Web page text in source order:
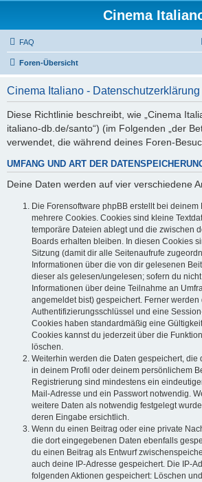
Cinema
FAQ
Foren-Übersicht
Cinema Italiano - Datenschutzerklärung
Diese Richtlinie beschreibt, wie „Cinema
italiano-db.de/santo“) (im Folgenden „der
verwendet, die während deines Foren-
UMFANG UND ART DER
Deine Daten werden auf vier verschiedene
Die Forensoftware phpBB erstellt bei deinem
mehrere Cookies. Cookies sind kleine
temporäre Dateien ablegt und die zwischen
Boards erhalten bleiben. In diesen Cookies
Sitzung (damit dir alle Seitenaufrufe
Informationen über die von dir gelesenen
dieser als gelesen/ungelesen; sofern du
Informationen über deine Teilnahme an
angemeldet bist) gespeichert. Ferner werden
Authentifizierungsschlüssel und eine
Cookies haben standardmäßig eine
Cookies kannst du jederzeit über die
löschen.
Weiterhin werden die Daten gespeichert, die
in deinem Profil oder deinem persönlichem
Registrierung sind mindestens ein
Mail-Adresse und ein Passwort notwendig.
weitere Daten als notwendig festgelegt
deren Eingabe ersichtlich.
Wenn du einen Beitrag oder eine private
die dort eingegebenen Daten ebenfalls
du einen Beitrag als Entwurf
auch deine IP-Adresse gespeichert. Die IP-
folgenden Aktionen gespeichert: Löschen